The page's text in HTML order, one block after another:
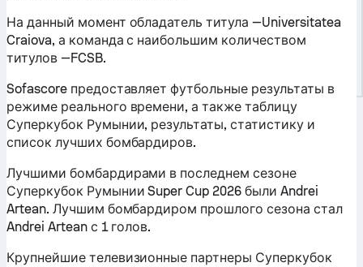
На данный момент обладатель титула —Universitatea
Craiova, а команда с наибольшим количеством
титулов —FCSB.
Sofascore предоставляет футбольные результаты в
режиме реального времени, а также таблицу
Суперкубок Румынии, результаты, статистику и
список лучших бомбардиров.
Лучшими бомбардирами в последнем сезоне
Суперкубок Румынии Super Cup 2026 были Andrei
Artean. Лучшим бомбардиром прошлого сезона стал
Andrei Artean с 1 голов.
Крупнейшие телевизионные партнеры Суперкубок